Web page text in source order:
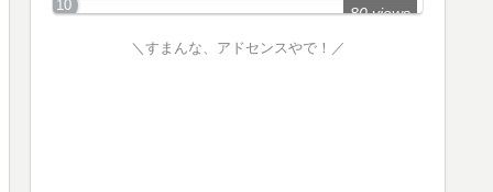
80 views
＼すまんな、アドセンスやで！／